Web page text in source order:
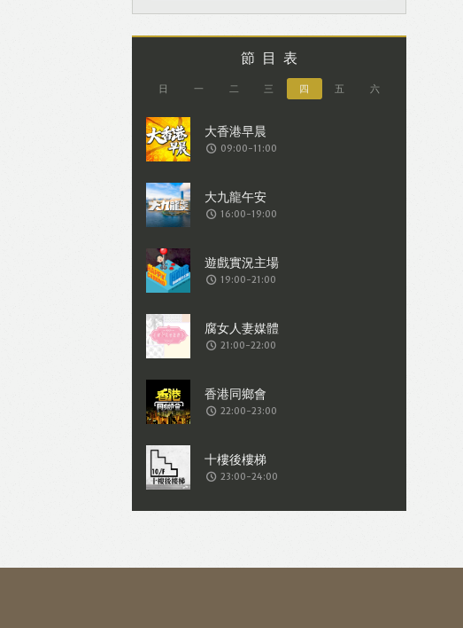
節目表
日 一 二 三 四 五 六
09:00-11:00
16:00-19:00
19:00-21:00
21:00-22:00
22:00-23:00
23:00-24:00